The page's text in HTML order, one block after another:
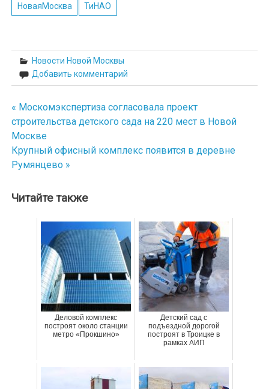
НоваяМосква ТиНАО
Новости Новой Москвы
Добавить комментарий
Навигация
по
записям
« Москомэкспертиза согласовала проект
строительства детского сада на 220 мест в Новой
Москве
Крупный офисный комплекс появится в деревне
Румянцево »
Читайте также
Деловой комплекс
построят около станции
метро «Прокшино»
Детский сад с
подъездной дорогой
построят в Троицке в
рамках АИП